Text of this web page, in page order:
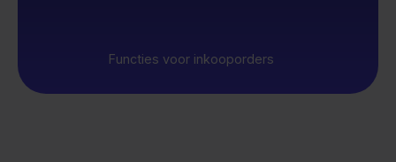
Functies voor inkooporders